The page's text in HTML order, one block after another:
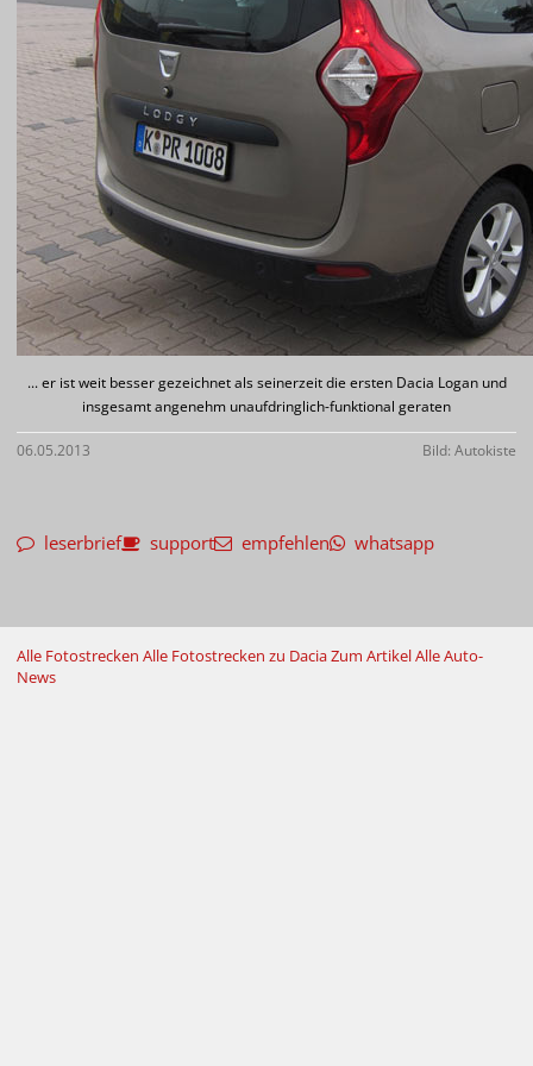
... er ist weit besser gezeichnet als seinerzeit die ersten Dacia Logan und
insgesamt angenehm unaufdringlich-funktional geraten
06.05.2013 Bild: Autokiste
leserbrief support empfehlen whatsapp
Alle Fotostrecken Alle Fotostrecken zu DaciaZum ArtikelAlle Auto-
News